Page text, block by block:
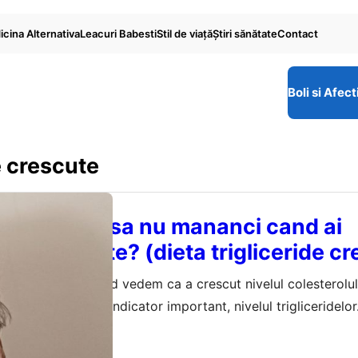
AlternativaLeacuri BabestiStil de viaţăŞtiri sănătateContact
Boli si
crescute
si ce sa nu mananci cand ai
crescute? (dieta trigliceride
ne speriem cand vedem ca a crescut nivelul
uitam si la un alt indicator important, nivelul
normali, la un nivel normal, trigliceridele s-ar
si periculos pentru sistemul…